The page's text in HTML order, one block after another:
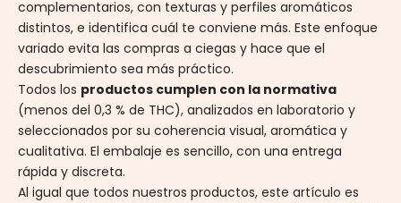
complementarios, con texturas y perfiles aromáticos
distintos, e identifica cuál te conviene más. Este enfoque
variado evita las compras a ciegas y hace que el
descubrimiento sea más práctico.
Todos los productos cumplen con la normativa
(menos del 0,3 % de THC), analizados en laboratorio y
seleccionados por su coherencia visual, aromática y
cualitativa. El embalaje es sencillo, con una entrega
rápida y discreta.
Al igual que todos nuestros productos, este artículo es